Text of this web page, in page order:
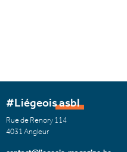
#Liégeois asbl
Rue de Renory 114
4031 Angleur